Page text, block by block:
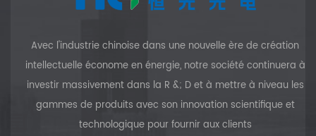
Avec l'industrie chinoise dans une nouvelle ère de création
intellectuelle économe en énergie, notre société continuera à
investir massivement dans la R &; D et à mettre à niveau les
gammes de produits avec son innovation scientifique et
technologique pour fournir aux clients